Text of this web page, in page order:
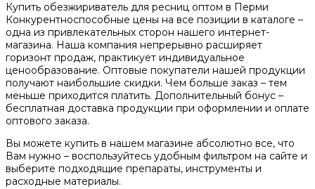
Купить обезжириватель для ресниц оптом в Перми
Конкурентноспособные цены на все позиции в каталоге –
одна из привлекательных сторон нашего интернет-
магазина. Наша компания непрерывно расширяет
горизонт продаж, практикует индивидуальное
ценообразование. Оптовые покупатели нашей продукции
получают наибольшие скидки. Чем больше заказ – тем
меньше приходится платить. Дополнительный бонус –
бесплатная доставка продукции при оформлении и оплате
оптового заказа.
Вы можете купить в нашем магазине абсолютно все, что
Вам нужно – воспользуйтесь удобным фильтром на сайте и
выберите подходящие препараты, инструменты и
расходные материалы.